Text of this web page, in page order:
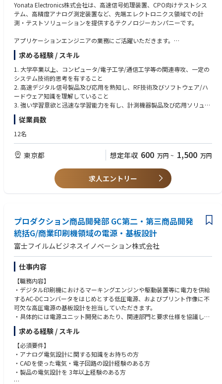
【求める人物像】
• テクノロジーと市場の未来を見通せる方
• 0→1のフェーズを楽しめる方
• 高速で変化するスタートアップ環境をポジティブに捉えられる方
Yonata Electronics株式会社は、高速信号処理装置、CPO向けテストシス
テム、高精度アナログ測定装置など、先端エレクトロニクス領域での計
測・テストソリューションを提供するテクノロジーカンパニーです。
アプリケーションエンジニアの業務にご活躍いただきます。
【主な業務内容】
1. 顧客の技術的問い合わせに迅速に対応し、高速デジタル信号テスト計測
器製品及びアプリケーションソリューションの理解を支援。機器選定、操
作、応用、故障確認等の技術的問題を解決
2. 会社の高速デジタルテスト計測器製品の技術仕様策定・検証に参加し、
開発部門と連携して製品設計品質の向上を支援
連携した製品プロモーション及びマーケティング活動を支援
4. 会社の新開発製品に対する独立テストを実施
求める経験 / スキル
1. 大学卒業以上、コンピュータ/電子工学/通信工学等の関連専攻、一定の
システム技術的思考を有すること
2. 高速デジタル信号製品及び応用を熟知し、RF技術及びソフトウェア/ハ
ードウェア知識を理解していること
3. 強い学習意欲と迅速な学習能力を有し、計測機器製品及び応用ソリュー
ションの理解があることが望ましい
4. 優れたコミュニケーション能力（言語及び文書、Officeソフト）、良好
な日本語力又は英語力を有することが望ましい
【求める人物像】
• テクノロジーと市場の未来を見通せる方
• 0→1のフェーズを楽しめる方
• 自走力があり、組織を巻き込むリーダーシップを持つ方
従業員数
12名
東京都 想定年収 600 万円 ~ 1,500 万円
求人エントリー
プロダクション商品開発部 GC第二・第三商品開発
統括G/商業印刷機領域の電源・基板設計
富士フイルムビジネスイノベーション株式会社
仕事内容
【職務内容】
・デジタル印刷機におけるマーキングエンジンや駆動装置等に電力を供給
するAC-DCコンバータをはじめとする低圧電源、およびプリント作像に不
可欠な高圧電源の基板設計を担当していただきます。
・具体的には電源ユニット開発にあたり、関連部門と要求仕様を協議し、
仕様に基づく回路およびユニット設計、品質評価、量産化を行う業務に従
事していただきます。
・市場導入後は、BCP対応、原価改善、不具合対応等もご対応いただきま
す。
商業印刷機とは・・・商業用として扱われる高速、高精細に加えユーザー
にあわて多様な前処理後加工を可能とした大型印刷機です。
求める経験 / スキル
【必須要件】
・アナログ電気設計に関する知識をお持ちの方
・CADを使った電気・電子回路の設計経験のある方
・製品の電気設計を 3年以上経験のある方